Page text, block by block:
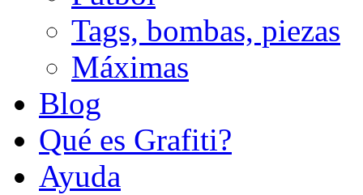
Tags, bombas, piezas
Máximas
Blog
Qué es Grafiti?
Ayuda